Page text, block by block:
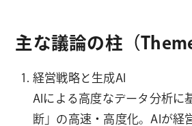
主な議論の柱（
経営戦略と生成AI
AIによる高度なデータ分析に
断」の高速・高度化。AIが経